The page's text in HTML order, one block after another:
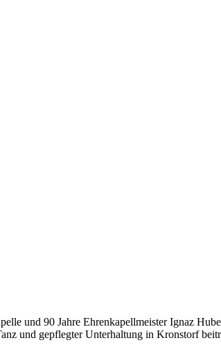
und 90 Jahre Ehrenkapellmeister Ignaz
und gepflegter Unterhaltung in Kronstorf